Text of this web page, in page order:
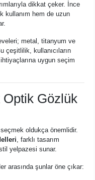
dikkat çeker. İnce
kullanım hem de uzun
metal, titanyum ve
çeşitlilik, kullanıcıların
uygun seçim
Gözlük
oldukça önemlidir.
, farklı tasarım
yelpazesi sunar.
arasında şunlar öne çıkar: